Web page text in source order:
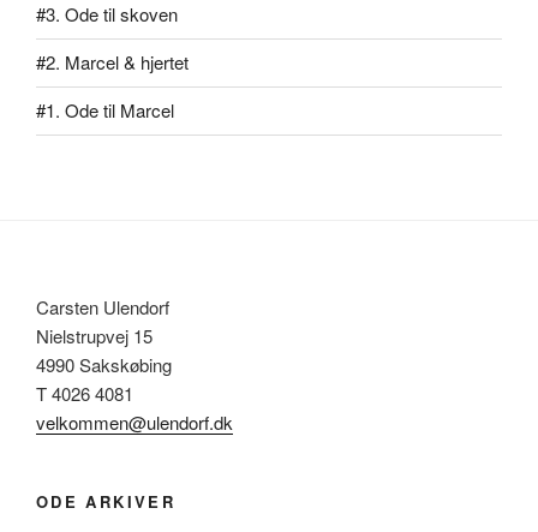
#3. Ode til skoven
#2. Marcel & hjertet
#1. Ode til Marcel
Carsten Ulendorf
Nielstrupvej 15
4990 Sakskøbing
T 4026 4081
velkommen@ulendorf.dk
ODE ARKIVER